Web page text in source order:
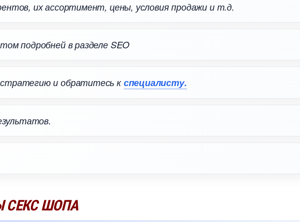
их ассортимент, цены, условия продажи и т.д.
подробней в разделе SEO
и обратитесь к специалисту.
СЕКС ШОПА